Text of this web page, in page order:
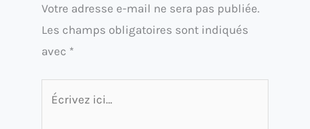
Votre adresse e-mail ne sera pas publiée.
Les champs obligatoires sont indiqués
avec *
Écrivez